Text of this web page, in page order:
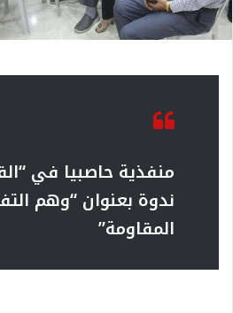
منفذية حاصبيا في
ندوة بعنوان “وهم
المقاومة”